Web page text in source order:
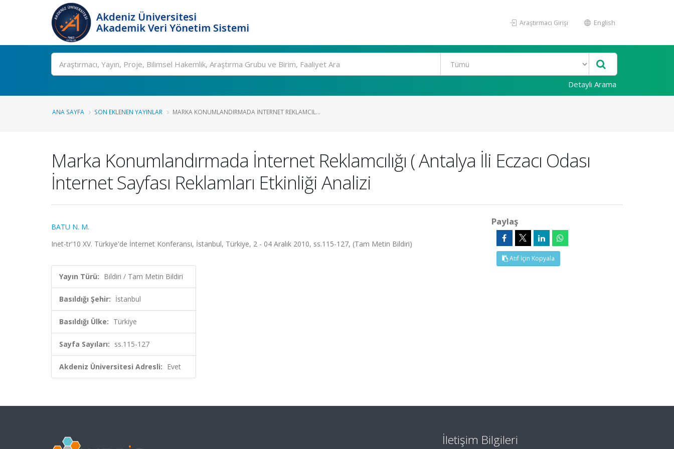
Akdeniz Üniversitesi
Akademik Veri Yönetim Sistemi
Araştırmacı Girişi English
Ara
Detaylı Arama
ANA SAYFA SON EKLENEN YAYINLAR MARKA KONUMLANDIRMADA İNTERNET REKLAMCIL...
Marka Konumlandırmada İnternet Reklamcılığı ( Antalya İli Eczacı Odası
İnternet Sayfası Reklamları Etkinliği Analizi
BATU N. M.
Inet-tr'10 XV. Türkiye'de İnternet Konferansı, İstanbul, Türkiye, 2 - 04 Aralık 2010, ss.115-127, (Tam Metin Bildiri)
Yayın Türü: Bildiri / Tam Metin Bildiri
Basıldığı Şehir: İstanbul
Basıldığı Ülke: Türkiye
Sayfa Sayıları: ss.115-127
Akdeniz Üniversitesi Adresli: Evet
Paylaş
Atıf İçin Kopyala
İletişim Bilgileri